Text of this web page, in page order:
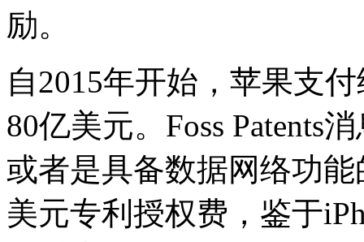
励。
自2015年开始，苹果支
80亿美元。Foss Patents
或者是具备数据网络功
美元专利授权费，鉴于